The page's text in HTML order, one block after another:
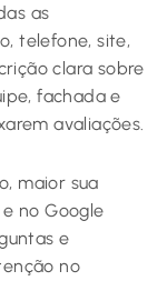
as
telefone, site,
clara sobre
fachada e
avaliações.
maior sua
no Google
e
no